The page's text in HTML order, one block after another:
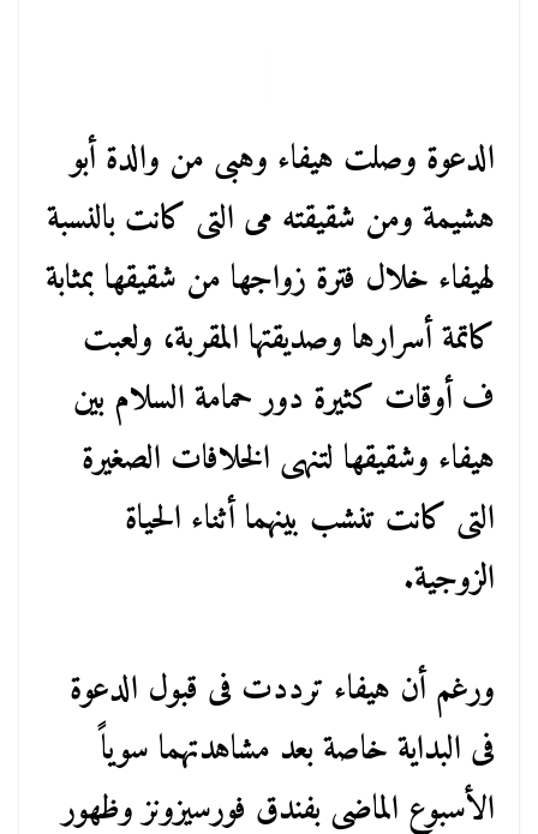
الدعوة وصلت هيفاء وهبى من والدة أبو
هشيمة ومن شقيقته مى التى كانت بالنسبة
لهيفاء خلال فترة زواجها من شقيقها بمثابة
كاتمة أسرارها وصديقتها المقربة، ولعبت
ف أوقات كثيرة دور حمامة السلام بين
هيفاء وشقيقها لتنهى الخلافات الصغيرة
التى كانت تنشب بينهما أثناء الحياة
الزوجية.
ورغم أن هيفاء ترددت فى قبول الدعوة
فى البداية خاصة بعد مشاهدتهما سوياً
الأسبوع الماضى بفندق فورسيزونز وظهور